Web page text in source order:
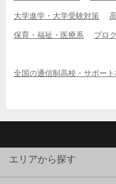
大学進学・大学受験対策
保育・福祉・医療系 プロ
全国の通信制高校・サポー
エリアから探す